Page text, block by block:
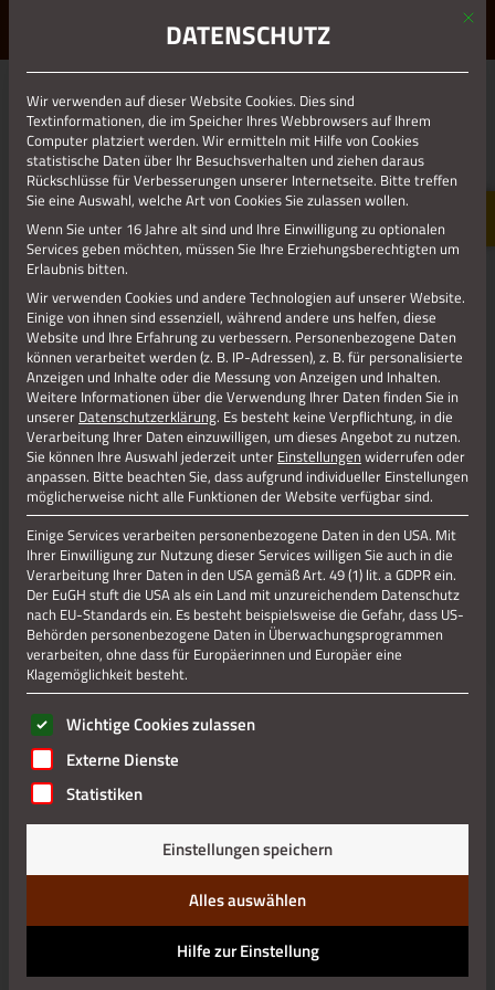
ERLEBE STOLBERG.ERLEBE DICH.
Datenschutz
Impressum
Mit
DATENSCHUTZ
Wir verwenden auf dieser Website Cookies. Dies sind
Textinformationen, die im Speicher Ihres Webbrowsers auf Ihrem
Computer platziert werden. Wir ermitteln mit Hilfe von Cookies
statistische Daten über Ihr Besuchsverhalten und ziehen daraus
Rückschlüsse für Verbesserungen unserer Internetseite. Bitte treffen
Sie eine Auswahl, welche Art von Cookies Sie zulassen wollen.
Wenn Sie unter 16 Jahre alt sind und Ihre Einwilligung zu optionalen
Services geben möchten, müssen Sie Ihre Erziehungsberechtigten um
Erlaubnis bitten.
Wir verwenden Cookies und andere Technologien auf unserer Website.
Einige von ihnen sind essenziell, während andere uns helfen, diese
Website und Ihre Erfahrung zu verbessern. Personenbezogene Daten
können verarbeitet werden (z. B. IP-Adressen), z. B. für personalisierte
Anzeigen und Inhalte oder die Messung von Anzeigen und Inhalten.
Weitere Informationen über die Verwendung Ihrer Daten finden Sie in
unserer Datenschutzerklärung. Es besteht keine Verpflichtung, in die
Verarbeitung Ihrer Daten einzuwilligen, um dieses Angebot zu nutzen.
Sie können Ihre Auswahl jederzeit unter Einstellungen widerrufen oder
anpassen. Bitte beachten Sie, dass aufgrund individueller Einstellungen
möglicherweise nicht alle Funktionen der Website verfügbar sind.
Einige Services verarbeiten personenbezogene Daten in den USA. Mit
Ihrer Einwilligung zur Nutzung dieser Services willigen Sie auch in die
Verarbeitung Ihrer Daten in den USA gemäß Art. 49 (1) lit. a GDPR ein.
Der EuGH stuft die USA als ein Land mit unzureichendem Datenschutz
nach EU-Standards ein. Es besteht beispielsweise die Gefahr, dass US-
Behörden personenbezogene Daten in Überwachungsprogrammen
verarbeiten, ohne dass für Europäerinnen und Europäer eine
Klagemöglichkeit besteht.
Es folgt eine Liste der Service-Gruppen, für die eine
Wichtige Cookies zulassen
Externe Dienste
Statistiken
Einstellungen speichern
Alles auswählen
Hilfe zur Einstellung